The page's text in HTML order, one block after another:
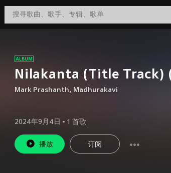
Nilakanta (Title Track)
Mark Prashanth, Madhurakavi
2024年9月4日 • 1 首歌
播放 订阅